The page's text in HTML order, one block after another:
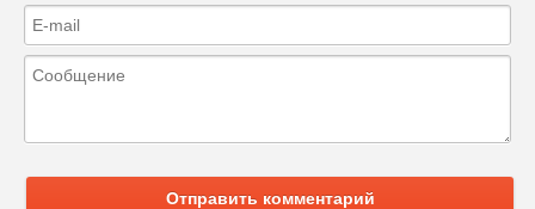
Отправить комментарий